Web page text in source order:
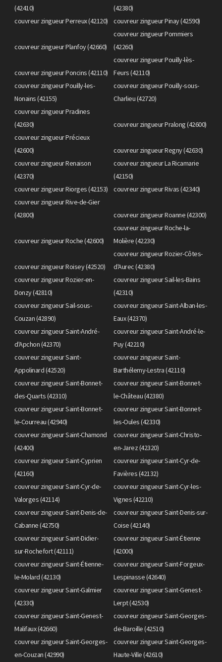
(42410)
(42380)
couvreur zingueur Perreux (42120)
couvreur zingueur Pinay (42590)
couvreur zingueur Planfoy (42660)
couvreur zingueur Pommiers
(42260)
couvreur zingueur Poncins (42110)
couvreur zingueur Pouilly-lès-
Feurs (42110)
couvreur zingueur Pouilly-les-
Nonains (42155)
couvreur zingueur Pouilly-sous-
Charlieu (42720)
couvreur zingueur Pradines
(42630)
couvreur zingueur Pralong (42600)
couvreur zingueur Précieux
(42600)
couvreur zingueur Regny (42630)
couvreur zingueur Renaison
(42370)
couvreur zingueur La Ricamarie
(42150)
couvreur zingueur Riorges (42153)
couvreur zingueur Rivas (42340)
couvreur zingueur Rive-de-Gier
(42800)
couvreur zingueur Roanne (42300)
couvreur zingueur Roche (42600)
couvreur zingueur Roche-la-
Molière (42230)
couvreur zingueur Roisey (42520)
couvreur zingueur Rozier-Côtes-
d'Aurec (42380)
couvreur zingueur Rozier-en-
Donzy (42810)
couvreur zingueur Sail-les-Bains
(42310)
couvreur zingueur Sail-sous-
Couzan (42890)
couvreur zingueur Saint-Alban-les-
Eaux (42370)
couvreur zingueur Saint-André-
d'Apchon (42370)
couvreur zingueur Saint-André-le-
Puy (42210)
couvreur zingueur Saint-
Appolinard (42520)
couvreur zingueur Saint-
Barthélemy-Lestra (42110)
couvreur zingueur Saint-Bonnet-
des-Quarts (42310)
couvreur zingueur Saint-Bonnet-
le-Château (42380)
couvreur zingueur Saint-Bonnet-
le-Courreau (42940)
couvreur zingueur Saint-Bonnet-
les-Oules (42330)
couvreur zingueur Saint-Chamond
(42400)
couvreur zingueur Saint-Christo-
en-Jarez (42320)
couvreur zingueur Saint-Cyprien
(42160)
couvreur zingueur Saint-Cyr-de-
Favières (42132)
couvreur zingueur Saint-Cyr-de-
Valorges (42114)
couvreur zingueur Saint-Cyr-les-
Vignes (42210)
couvreur zingueur Saint-Denis-de-
Cabanne (42750)
couvreur zingueur Saint-Denis-sur-
Coise (42140)
couvreur zingueur Saint-Didier-
sur-Rochefort (42111)
couvreur zingueur Saint-Étienne
(42000)
couvreur zingueur Saint-Étienne-
le-Molard (42130)
couvreur zingueur Saint-Forgeux-
Lespinasse (42640)
couvreur zingueur Saint-Galmier
(42330)
couvreur zingueur Saint-Genest-
Lerpt (42530)
couvreur zingueur Saint-Genest-
Malifaux (42660)
couvreur zingueur Saint-Georges-
de-Baroille (42510)
couvreur zingueur Saint-Georges-
en-Couzan (42990)
couvreur zingueur Saint-Georges-
Haute-Ville (42610)